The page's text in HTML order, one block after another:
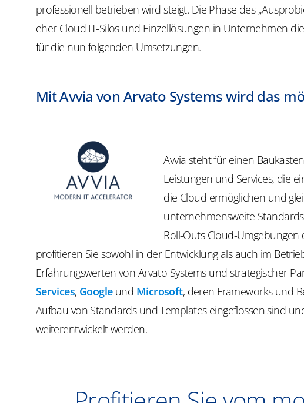
professionell betrieben wird steigt. Die Phase des
eher Cloud IT-Silos und Einzellösungen in Unternehmen
für die nun folgenden Umsetzungen.
Mit Avvia von Arvato Systems wird das
Avvia steht für einen
Leistungen und Services, die
die Cloud ermöglichen und
unternehmensweite
Roll-Outs Cloud-Umgebungen
profitieren Sie sowohl in der Entwicklung als auch im
Erfahrungswerten von Arvato Systems und strategischer
Services, Google und Microsoft, deren Frameworks und
Aufbau von Standards und Templates eingeflossen sind
weiterentwickelt werden.